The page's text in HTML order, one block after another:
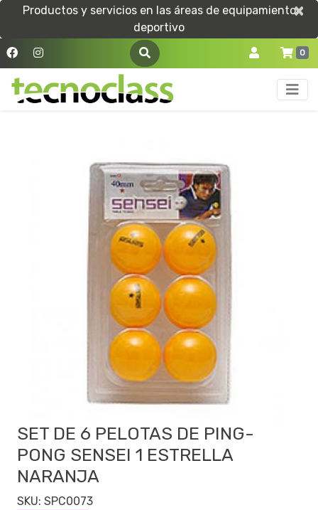
Productos y servicios en las áreas de equipamiento
deportivo
×
×
0
SET DE 6 PELOTAS DE PING-
PONG SENSEI 1 ESTRELLA
NARANJA
SKU: SPC0073